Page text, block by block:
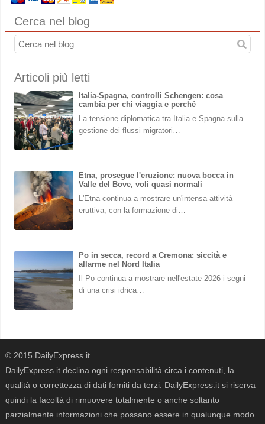
Cerca nel blog
Articoli più letti
Italia-Spagna, controlli Schengen: cosa
cambia per chi viaggia e perché
La tensione diplomatica tra Italia e Spagna sulla
gestione dei flussi migratori…
Etna, prosegue l'eruzione: nuova bocca in
Valle del Bove, voli quasi normali
L'Etna continua a mostrare un'intensa attività
eruttiva, con la formazione di…
Po in secca, record a Cremona: siccità e
allarme nel Nord Italia
Il Po continua a mostrare nell'estate 2026 i segni
di una crisi idrica…
© 2015 DailyExpress.it
DailyExpress.it declina ogni responsabilità circa i contenuti, la
qualità o correttezza di dati forniti da terzi. DailyExpress.it si riserva
quindi la facoltà di rimuovere totalmente o anche soltanto
parzialmente informazioni che possano essere in qualunque modo